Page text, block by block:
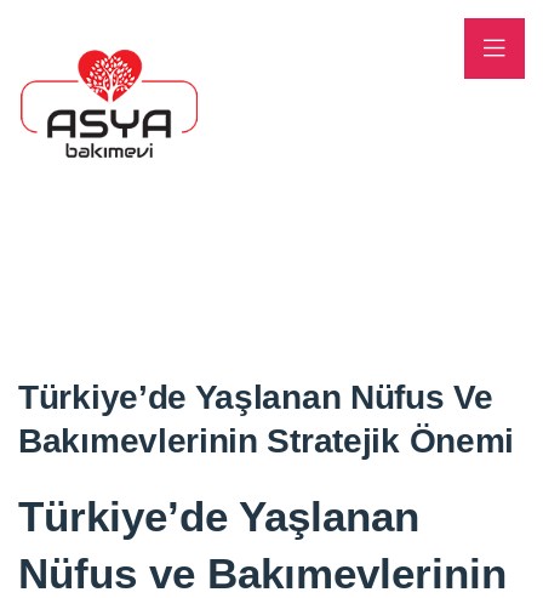
Türkiye’de Yaşlanan Nüfus Ve
Bakımevlerinin Stratejik Önemi
Türkiye’de Yaşlanan
Nüfus ve Bakımevlerinin